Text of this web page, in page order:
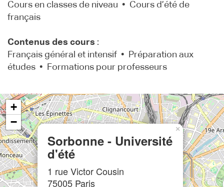
Cours en classes de niveau • Cours d’été de
français
Contenus des cours :
Français général et intensif • Préparation aux
études • Formations pour professeurs
Sorbonne - Université
d'été
1 rue Victor Cousin
75005 Paris
×
+
−